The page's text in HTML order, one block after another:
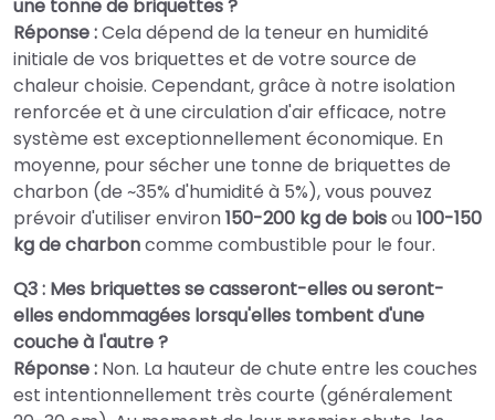
une tonne de briquettes ?
Réponse :Cela dépend de la teneur en humidité
initiale de vos briquettes et de votre source de
chaleur choisie. Cependant, grâce à notre isolation
renforcée et à une circulation d'air efficace, notre
système est exceptionnellement économique. En
moyenne, pour sécher une tonne de briquettes de
charbon (de ~35% d'humidité à 5%), vous pouvez
prévoir d'utiliser environ150-200 kg de boisou100-150
kg de charboncomme combustible pour le four.
Q3 : Mes briquettes se casseront-elles ou seront-
elles endommagées lorsqu'elles tombent d'une
couche à l'autre ?
Réponse : Non. La hauteur de chute entre les couches
est intentionnellement très courte (généralement